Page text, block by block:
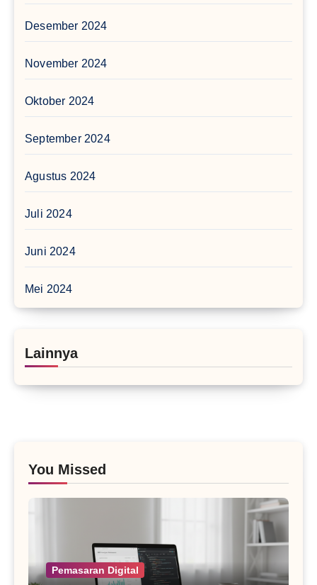
Desember 2024
November 2024
Oktober 2024
September 2024
Agustus 2024
Juli 2024
Juni 2024
Mei 2024
Lainnya
You Missed
Pemasaran Digital